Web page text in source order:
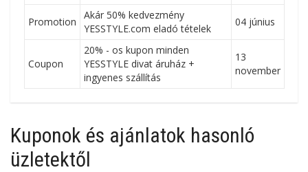
Promotion
Akár 50% kedvezmény
YESSTYLE.com eladó tételek
04 június
Coupon
20% - os kupon minden
YESSTYLE divat áruház +
ingyenes szállítás
13
november
Kuponok és ajánlatok hasonló
üzletektől